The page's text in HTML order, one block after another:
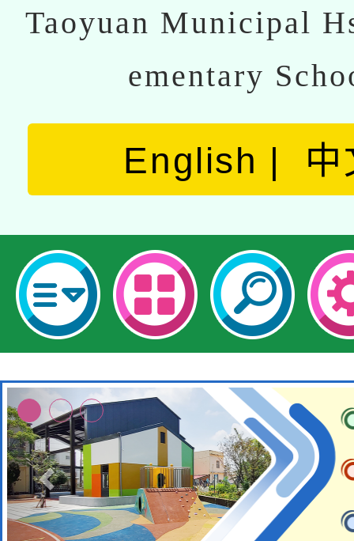
Taoyuan Municipal
ementary
English 中